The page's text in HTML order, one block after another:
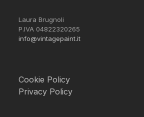
Laura Brugnoli
P.IVA 04822320265
info@vintagepaint.it
Cookie Policy
Privacy Policy